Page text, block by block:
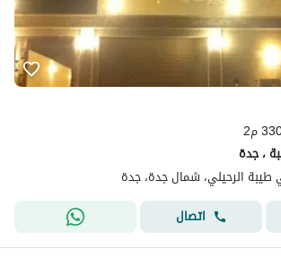
م2
، جدة
طيبة الرحيلي، شمال جدة، جدة
اتصال